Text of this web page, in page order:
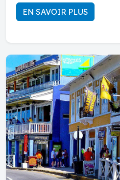
EN SAVOIR PLUS